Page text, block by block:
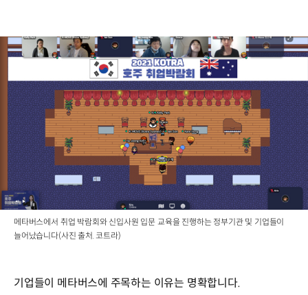
메타버스에서 취업 박람회와 신입사원 입문 교육을 진행하는 정부기관 및 기업들이
늘어났습니다(사진 출처. 코트라)
기업들이 메타버스에 주목하는 이유는 명확합니다.